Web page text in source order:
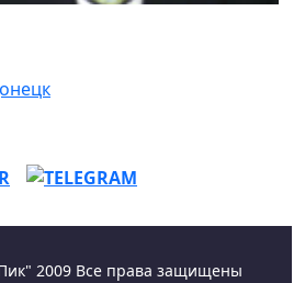
2009 Все права защищены